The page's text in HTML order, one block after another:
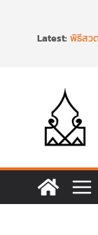
Latest: พิธีสว
สมเ
นำงา
โพธิ์ชั
– 26
เชียง
สืบสา
ท่องเ
พิธีบำ
กุศลแ